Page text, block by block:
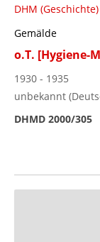
DHM (Geschichte)
Gemälde
o.T. [Hygiene-
1930 - 1935
unbekannt
DHMD 2000/305